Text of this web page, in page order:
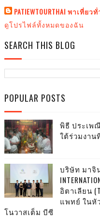
PATIEWTOURTHAI พาเที่ยว
ดูโปรไฟล์ทั้งหมดของฉัน
SEARCH THIS BLOG
POPULAR POSTS
พิธี ประเพ
ใต้ร่วมงาน
บริษัท มาจิ
อิตาเลียน
แพทย์ ในหั
โนวาสเต็ม บีซี